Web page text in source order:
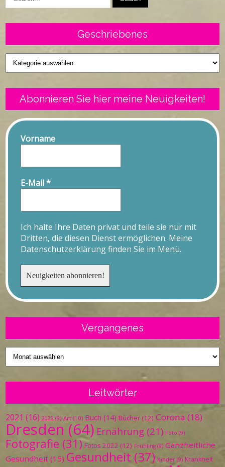
Geschriebenes
Geschriebenes
Abonnieren Sie hier meine Neuigkeiten!
Vorname
E-Mail*
Ich halte Ihre Daten privat und teile sie nur mit
Dritten, die diesen Dienst ermöglichen. Meine
Datenschutzerklärung finden Sie im Menü.
Vergangenes
Vergangenes
Leitwörter
2021 (16) 2022 (9) Art (10) Buch (14) Bücher (12) Corona (18)
Dresden (64) Ernährung (21) Foto (9)
Fotografie (31) Fotos 2022 (12) Frühling (9) Ganzheitliche
Gesundheit (15) Gesundheit (37) Kinder (9) Krankheit